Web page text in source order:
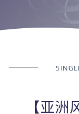
【亚洲